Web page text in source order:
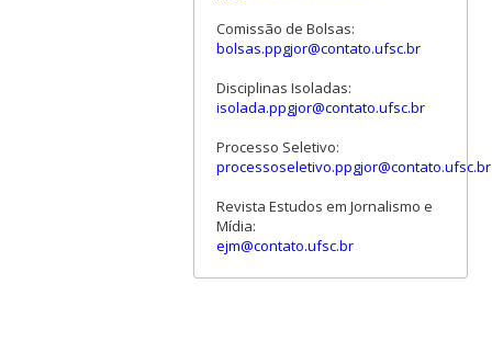
Comissão de Bolsas:
bolsas.ppgjor@contato.ufsc.br
Disciplinas Isoladas:
isolada.ppgjor@contato.ufsc.br
Processo Seletivo:
processoseletivo.ppgjor@contato.ufsc.br
Revista Estudos em Jornalismo e
Mídia:
ejm@contato.ufsc.br